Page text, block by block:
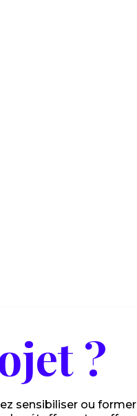
?
sensibiliser ou former